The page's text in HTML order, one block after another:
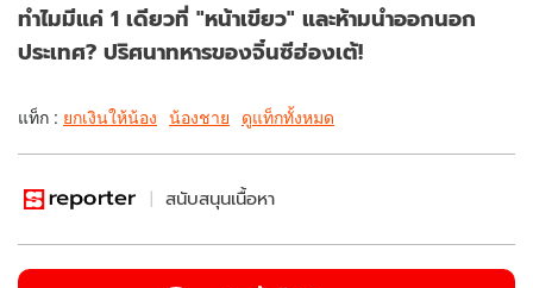
ทำไมมีแค่ 1 เดียวที่ "หน้าเขียว" และห้ามนำออกนอก
ประเทศ? ปริศนาทหารของจิ๋นซีฮ่องเต้!
แท็ก : ยกเงินให้น้อง น้องชาย ดูแท็กทั้งหมด
สนับสนุนเนื้อหา